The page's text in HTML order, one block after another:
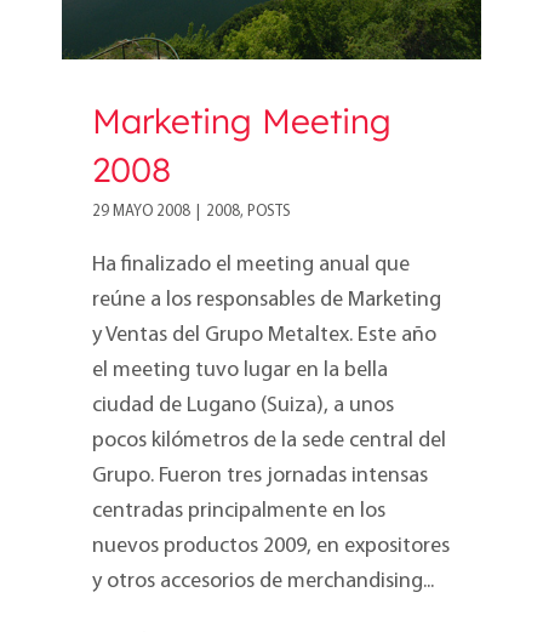
Marketing Meeting
2008
29 MAYO 2008 2008, POSTS
Ha finalizado el meeting anual que
reúne a los responsables de Marketing
y Ventas del Grupo Metaltex. Este año
el meeting tuvo lugar en la bella
ciudad de Lugano (Suiza), a unos
pocos kilómetros de la sede central del
Grupo. Fueron tres jornadas intensas
centradas principalmente en los
nuevos productos 2009, en expositores
y otros accesorios de merchandising...